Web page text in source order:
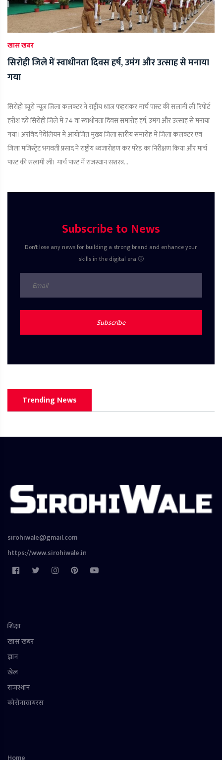
खास खबर
सिरोही जिले में स्वाधीनता दिवस हर्ष, उमंग और उत्साह से मनाया
गया
सिरोही ब्यूरो न्यूज़ जिला कलक्टर ने राष्ट्रीय ध्वज फहराकर मार्च पास्ट की सलामी ली रिपोर्ट
हरीश दवे सिरोही जिले में 74 वां स्वाधीनता दिवस समारोह हर्ष, उमंग और उत्साह से मनाया
गया। अरविंद पेवेलियन में आयोजित मुख्य जिला स्तरीय समारोह में जिला कलक्टर एवं
जिला मजिस्ट्रेट भगवती प्रसाद ने राष्ट्रीय ध्वजारोहण कर परेड का निरीक्षण किया और मार्च
पास्ट की सलामी ली। मार्च पास्ट में राजस्थान सशस्त्र...
Subscribe to News
Don't lose any news for building a strong brand and enhance your
skills in the digital era 🙂
Subscribe
Trending News
sirohiwale@gmail.com
https://www.sirohiwale.in
शिक्षा
खास खबर
ज्ञान
खेल
राजस्थान
कोरोनावायरस